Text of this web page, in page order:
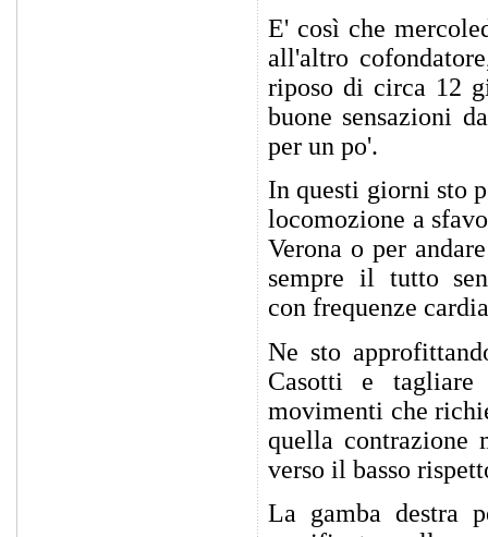
E' così che
all'altro
riposo di circa 12
buone sensazioni
per un po'.
In questi giorni sto
locomozione a
Verona o per
sempre il tutto
con frequenze
Ne sto
Casotti e
movimenti che
quella contrazione
verso il basso
La gamba destra